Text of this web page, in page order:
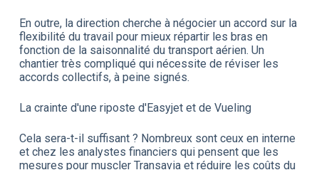
En outre, la direction cherche à négocier un accord sur la
flexibilité du travail pour mieux répartir les bras en
fonction de la saisonnalité du transport aérien. Un
chantier très compliqué qui nécessite de réviser les
accords collectifs, à peine signés.
La crainte d'une riposte d'Easyjet et de Vueling
Cela sera-t-il suffisant ? Nombreux sont ceux en interne
et chez les analystes financiers qui pensent que les
mesures pour muscler Transavia et réduire les coûts du